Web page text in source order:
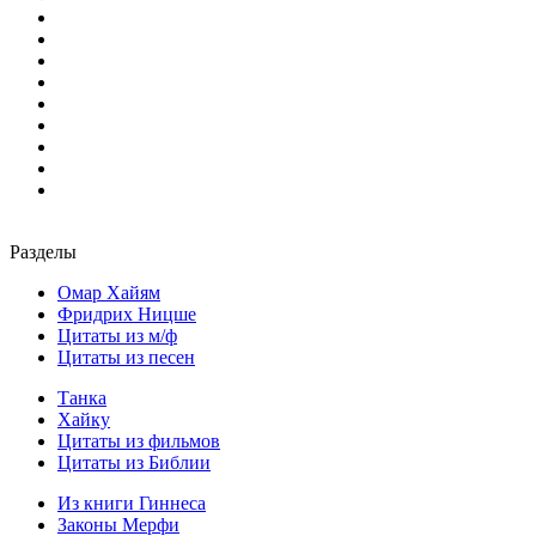
Разделы
Омар Хайям
Фридрих Ницше
Цитаты из м/ф
Цитаты из песен
Танка
Хайку
Цитаты из фильмов
Цитаты из Библии
Из книги Гиннеса
Законы Мерфи